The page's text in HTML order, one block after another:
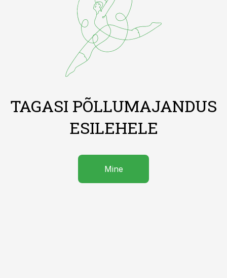
TAGASI PÕLLUMAJANDUS
ESILEHELE
Mine